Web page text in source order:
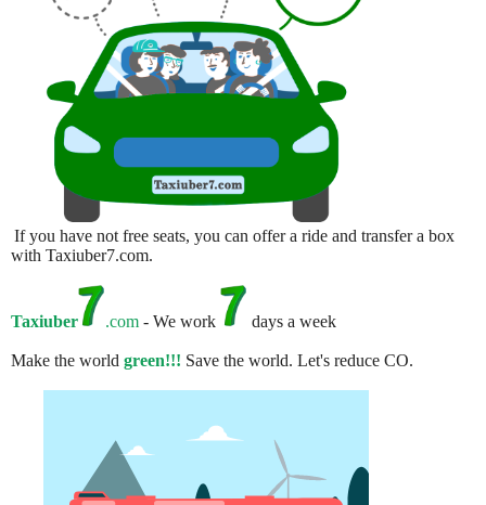
If you have not free seats, you can offer a ride and transfer a box
with Taxiuber7.com.
Taxiuber .com - We work days a week
Make the world green!!! Save the world. Let's reduce CO.